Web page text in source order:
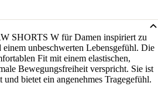
SHORTS W für Damen inspiriert zu
einem unbeschwerten Lebensgefühl. Die
Fit mit einem elastischen,
Bewegungsfreiheit verspricht. Sie ist
bietet ein angenehmes Tragegefühl.